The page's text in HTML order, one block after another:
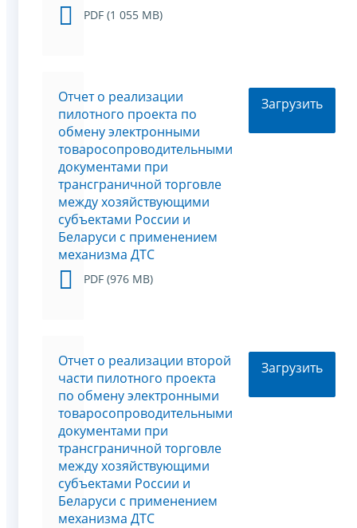
PDF (1 055 MB)
Отчет о реализации
пилотного проекта по
обмену электронными
товаросопроводительными
документами при
трансграничной торговле
между хозяйствующими
субъектами России и
Беларуси с применением
механизма ДТС
PDF (976 MB)
Загрузить
Отчет о реализации второй
части пилотного проекта
по обмену электронными
товаросопроводительными
документами при
трансграничной торговле
между хозяйствующими
субъектами России и
Беларуси с применением
механизма ДТС
Загрузить